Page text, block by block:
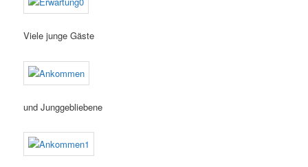
Viele junge Gäste
und Junggebliebene